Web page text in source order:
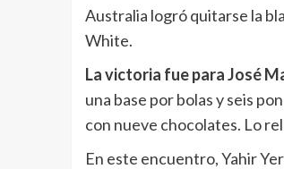
Australia logró quitarse la
White.
La victoria fue para José
una base por bolas y seis
con nueve chocolates. Lo
En este encuentro, Yahir